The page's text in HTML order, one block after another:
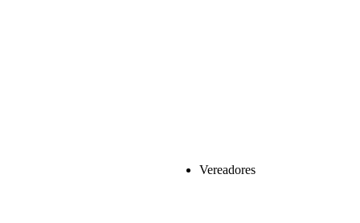
Vereadores